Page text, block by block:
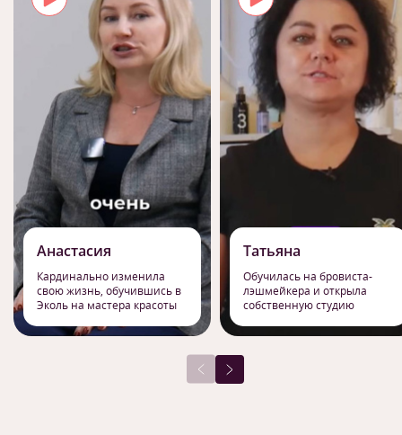
Анастасия
Кардинально изменила
свою жизнь, обучившись в
Эколь на мастера красоты
Татьяна
Обучилась на бровиста-
лэшмейкера и открыла
собственную студию